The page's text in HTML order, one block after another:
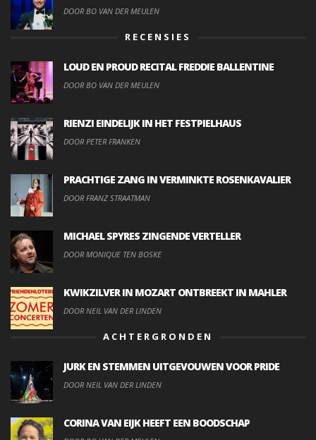
DOOR BO VAN DER MEULEN
RECENSIES
LOUD EN PROUD RECITAL FREDDIE BALLENTINE
DOOR BO VAN DER MEULEN
RIENZI EINDELIJK IN HET FESTPIELHAUS
DOOR PETER FRANKEN
PRACHTIGE ZANG IN VERMINKTE ROSENKAVALIER
DOOR FRANZ STRAATMAN
MICHAEL SPYRES ZINGENDE VERTELLER
DOOR MONIQUE TEN BOSKE
KWIKZILVER IN MOZART ONTBREEKT IN MAHLER
DOOR NEIL VAN DER LINDEN
ACHTERGRONDEN
JURK EN STEMMEN UITGEVOUWEN VOOR PRIDE
DOOR NEIL VAN DER LINDEN
CORINA VAN EIJK HEEFT EEN BOODSCHAP